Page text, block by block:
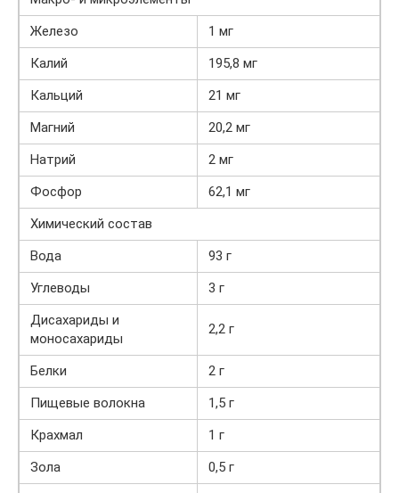
Железо
1 мг
Калий
195,8 мг
Кальций
21 мг
Магний
20,2 мг
Натрий
2 мг
Фосфор
62,1 мг
Химический состав
Вода
93 г
Углеводы
3 г
Дисахариды и
моносахариды
2,2 г
Белки
2 г
Пищевые волокна
1,5 г
Крахмал
1 г
Зола
0,5 г